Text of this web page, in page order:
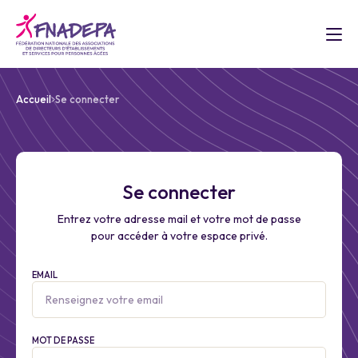
Accueil Se connecter
Se connecter
Entrez votre adresse mail et votre mot de passe
pour accéder à votre espace privé.
EMAIL
MOT DE PASSE